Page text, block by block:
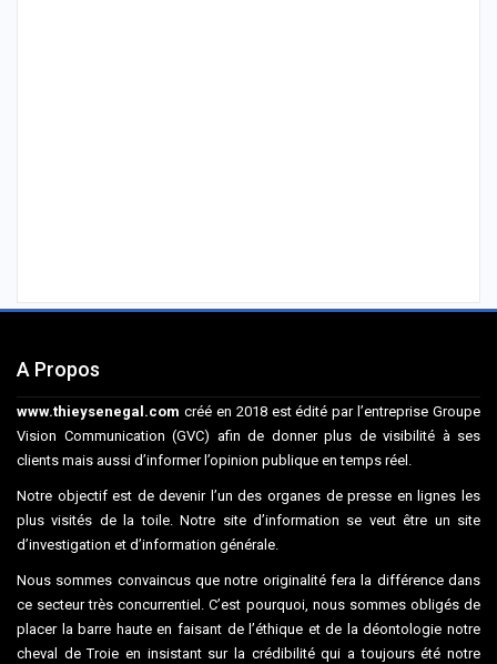
A Propos
www.thieysenegal.com créé en 2018 est édité par l’entreprise Groupe
Vision Communication (GVC) afin de donner plus de visibilité à ses
clients mais aussi d’informer l’opinion publique en temps réel.
Notre objectif est de devenir l’un des organes de presse en lignes les
plus visités de la toile. Notre site d’information se veut être un site
d’investigation et d’information générale.
Nous sommes convaincus que notre originalité fera la différence dans
ce secteur très concurrentiel. C’est pourquoi, nous sommes obligés de
placer la barre haute en faisant de l’éthique et de la déontologie notre
cheval de Troie en insistant sur la crédibilité qui a toujours été notre